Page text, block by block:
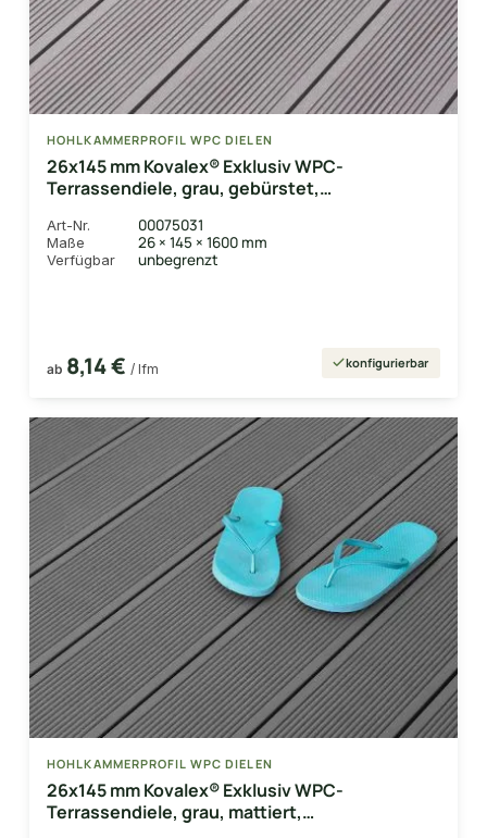
HOHLKAMMERPROFIL WPC DIELEN
26x145 mm Kovalex® Exklusiv WPC-
Terrassendiele, grau, gebürstet,
Profil: grob/fein
Art-Nr. 00075031
Maße 26 × 145 × 1600 mm
Verfügbar unbegrenzt
ab 8,14 € / lfm konfigurierbar
HOHLKAMMERPROFIL WPC DIELEN
26x145 mm Kovalex® Exklusiv WPC-
Terrassendiele, grau, mattiert,